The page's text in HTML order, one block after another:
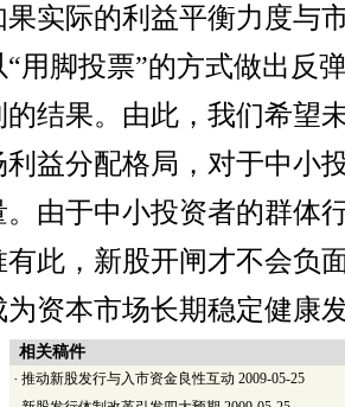
果实际的利益平衡力度与
“用脚投票”的方式做出反
的结果。由此，我们希望
利益分配格局，对于中小
。由于中小投资者的群体
有此，新股开闸才不会负
为资本市场长期稳定健康
相关稿件
· 推动新股发行与入市资金良性互动 2009-05-25